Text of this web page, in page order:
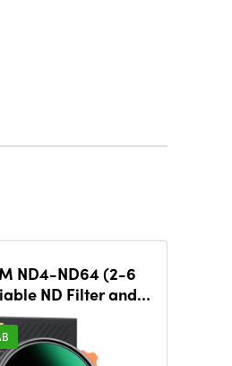
ND4-ND64 (2-6
ND Filter and
Polarizing Filter 2
with 28 La